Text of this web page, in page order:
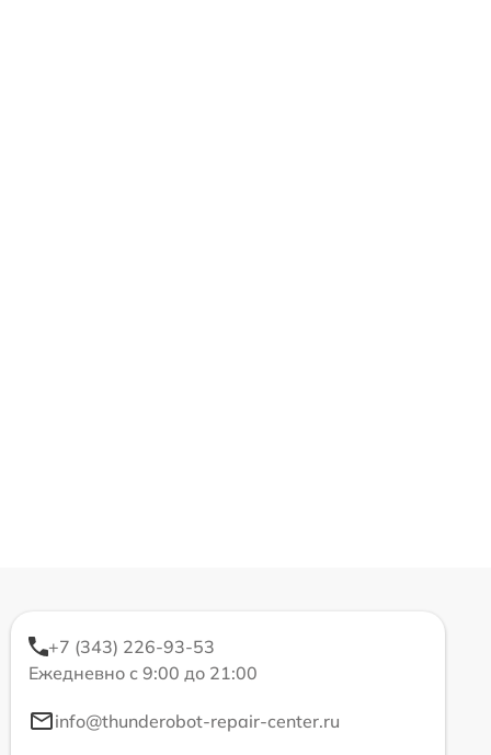
+7 (343) 226-93-53
Ежедневно с 9:00 до 21:00
info@thunderobot-repair-center.ru